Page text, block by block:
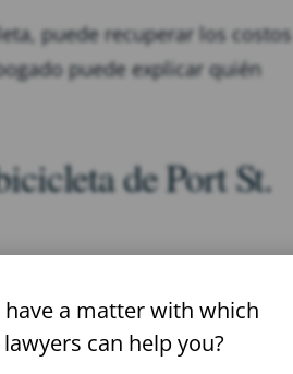
puede recuperar los costos
puede explicar quién
de Port St.
justa. Tenemos
de lesiones personales
de todos los
have a matter with which
can help you?